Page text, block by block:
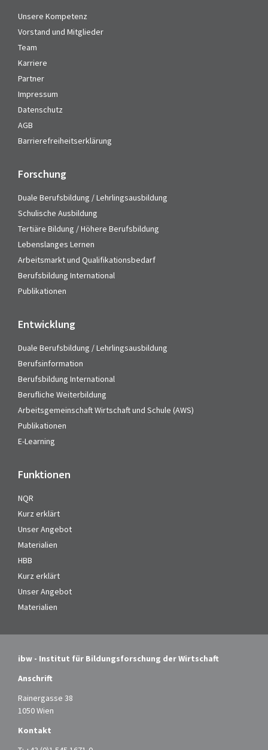
Unsere Kompetenz
Vorstand und Mitglieder
Team
Karriere
Partner
Impressum
Datenschutz
AGB
Barrierefreiheitserklärung
Forschung
Duale Berufsbildung / Lehrlingsausbildung
Schulische Ausbildung
Tertiäre Bildung / Höhere Berufsbildung
Lebenslanges Lernen
Arbeitsmarkt und Qualifikationsbedarf
Berufsbildung International
Publikationen
Entwicklung
Duale Berufsbildung / Lehrlingsausbildung
Berufsinformation
Berufsbildung International
Berufliche Weiterbildung
Arbeitsgemeinschaft Wirtschaft und Schule (AWS)
Publikationen
E-Learning
Funktionen
NQR
Kurz erklärt
Unser Angebot
Materialien
HBB
Kurz erklärt
Unser Angebot
Materialien
ibw - Institut für Bildungsforschung der Wirtschaft
Anschrift
Rainergasse 38
1050 Wien
Kontakt